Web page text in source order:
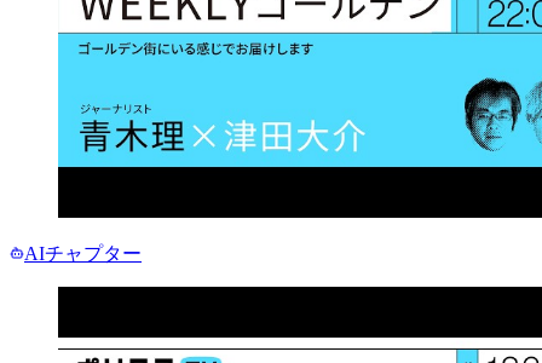
AIチャプター